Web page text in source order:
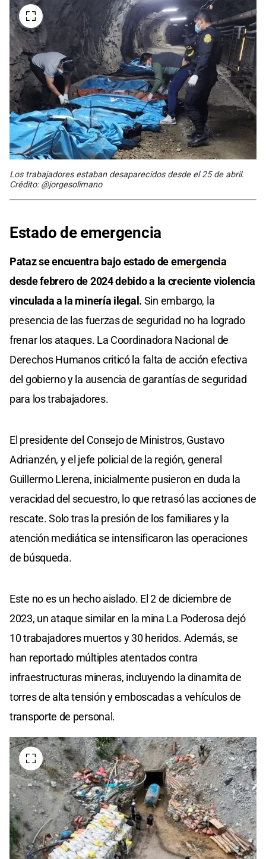
Los trabajadores estaban desaparecidos desde el 25 de abril.
Crédito: @jorgesolimano
Estado de emergencia
Pataz se encuentra bajo estado deemergencia
desde febrero de 2024 debido a la creciente violencia
vinculada a la minería ilegal. Sin embargo, la
presencia de las fuerzas de seguridad no ha logrado
frenar los ataques. La Coordinadora Nacional de
Derechos Humanos criticó la falta de acción efectiva
del gobierno y la ausencia de garantías de seguridad
para los trabajadores.
El presidente del Consejo de Ministros, Gustavo
Adrianzén, y el jefe policial de la región, general
Guillermo Llerena, inicialmente pusieron en duda la
veracidad del secuestro, lo que retrasó las acciones de
rescate. Solo tras la presión de los familiares y la
atención mediática se intensificaron las operaciones
de búsqueda.
Este no es un hecho aislado. El 2 de diciembre de
2023, un ataque similar en la mina La Poderosa dejó
10 trabajadores muertos y 30 heridos. Además, se
han reportado múltiples atentados contra
infraestructuras mineras, incluyendo la dinamita de
torres de alta tensión y emboscadas a vehículos de
transporte de personal.